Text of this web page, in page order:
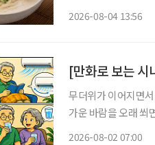
2026-08-04 13:56
[만화로 보는 시
무더위가 이어지면
가운 바람을 오래 쐬
2026-08-02 07:00